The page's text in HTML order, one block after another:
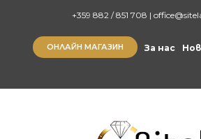
+359 882 / 851 708 |
ОНЛАЙН МАГАЗИН За нас